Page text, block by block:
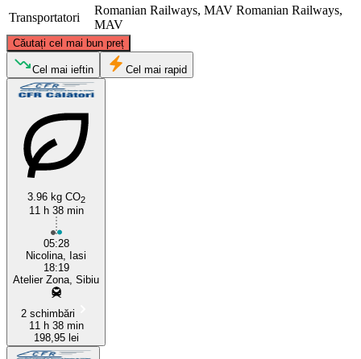
Transportatori
Romanian Railways, MAV Romanian Railways,
MAV
Căutați cel mai bun preț
Sibiu
Cel mai ieftin Cel mai rapid
3.96 kg CO2
11 h 38 min
05:28
Nicolina, Iasi
18:19
Atelier Zona, Sibiu
2 schimbări
11 h 38 min
198,95 lei